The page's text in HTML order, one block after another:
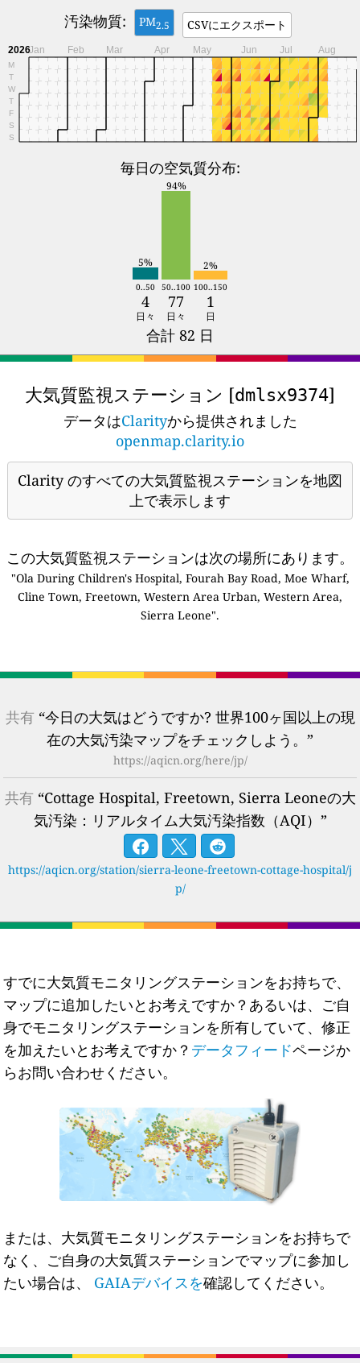
汚染物質:
PM2.5 CSVにエクスポート
2026
M
T
W
T
F
S
S
Jan Feb Mar Apr May Jun Jul Aug
毎日の空気質分布:
5%
94%
2%
0..50 50..100 100..150
4 77 1
日々 日々 日
合計 82 日
大気質監視ステーション [dmlsx9374]
データはClarityから提供されました
openmap.clarity.io
Clarity のすべての大気質監視ステーションを地図
上で表示します
この大気質監視ステーションは次の場所にあります。
"Ola During Children's Hospital, Fourah Bay Road, Moe Wharf,
Cline Town, Freetown, Western Area Urban, Western Area,
Sierra Leone".
共有“今日の大気はどうですか? 世界100ヶ国以上の現
在の大気汚染マップをチェックしよう。”
https://aqicn.org/here/jp/
共有“Cottage Hospital, Freetown, Sierra Leoneの大
気汚染：リアルタイム大気汚染指数（AQI）”
https://aqicn.org/station/sierra-leone-freetown-cottage-hospital/j
p/
すでに大気質モニタリングステーションをお持ちで、
マップに追加したいとお考えですか？あるいは、ご自
身でモニタリングステーションを所有していて、修正
を加えたいとお考えですか？ データフィードページか
らお問い合わせください。
または、大気質モニタリングステーションをお持ちで
なく、ご自身の大気質ステーションでマップに参加し
たい場合は、 GAIAデバイスを確認してください。